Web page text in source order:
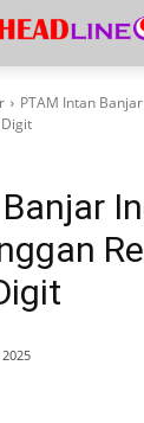
PTAM Intan